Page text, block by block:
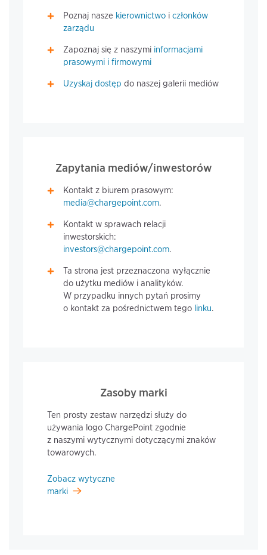
Poznaj nasze kierownictwo iczłonków
zarządu
Zapoznaj się z naszymi informacjami
prasowymi i firmowymi
Uzyskaj dostęp do naszej galerii mediów
Zapytania mediów/inwestorów
Kontakt z biurem prasowym:
media@chargepoint.com.
Kontakt w sprawach relacji
inwestorskich:
investors@chargepoint.com.
Ta strona jest przeznaczona wyłącznie
do użytku mediów i analityków.
W przypadku innych pytań prosimy
o kontakt za pośrednictwem tego linku.
Zasoby marki
Ten prosty zestaw narzędzi służy do
używania logo ChargePoint zgodnie
z naszymi wytycznymi dotyczącymi znaków
towarowych.
Zobacz wytyczne
marki